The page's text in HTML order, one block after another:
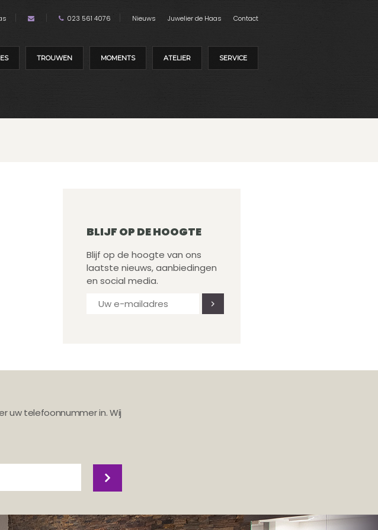
023 561 4076 Nieuws Juwelier de Haas Contact
TROUWEN MOMENTS ATELIER SERVICE
BLIJF OP DE HOOGTE
Blijf op de hoogte van ons
laatste nieuws, aanbiedingen
en social media.
uw telefoonnummer in. Wij